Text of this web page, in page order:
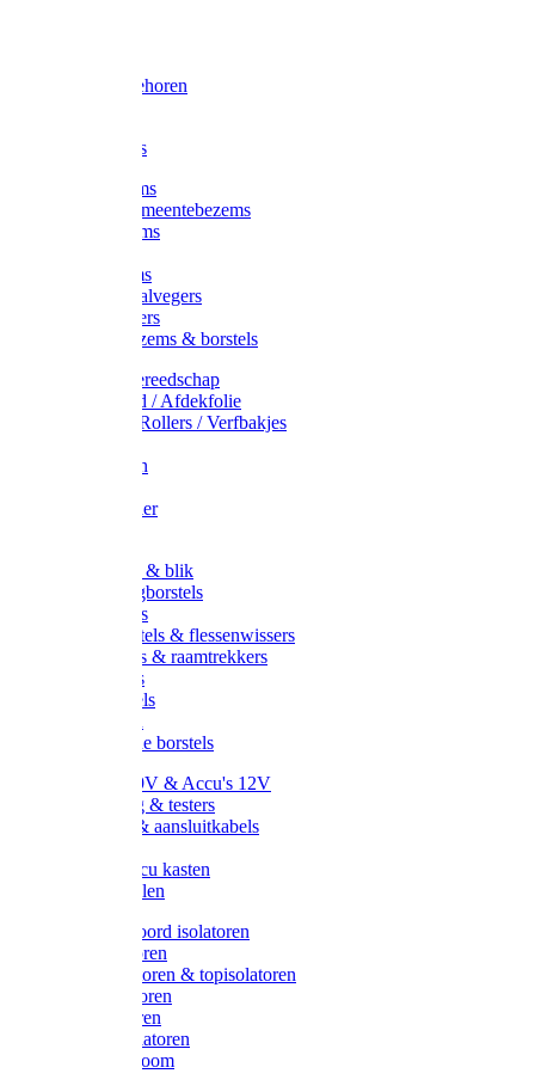
Slede toebehoren
Composters
Straatbezems
Stads- / Gemeentebezems
Terrasbezems
Gootbezems
Kamer-/Zaalvegers
Vloertrekkers
Onkruidbezems & borstels
Schildersgereedschap
Afplakband / Afdekfolie
Kwasten / Rollers / Verfbakjes
Afdekfoliën
Schuurpapier
Handveger & blik
Voetenveegborstels
Handvegers
Afwasborstels & flessenwissers
Wasborstels & raamtrekkers
Tonborstels
Werkborstels
Hygienische borstels
Batterijen 9V & Accu's 12V
Beveiliging & testers
Kabelsets & aansluitkabels
Metalen accu kasten
Zonnepanelen
Draad & koord isolatoren
Ringisolatoren
Extra isolatoren & topisolatoren
Hoekisolatoren
Lintisolatoren
Afstandisolatoren
Isolatorenboom